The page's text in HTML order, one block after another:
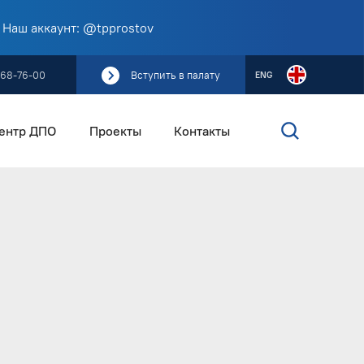
аккаунт: @tpprostov
76-00 Вступить в палату ENG
ДПО Проекты Контакты